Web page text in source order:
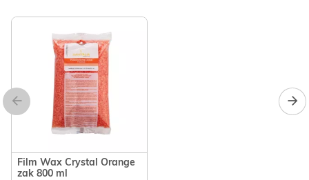
Film Wax Crystal Orange
zak 800 ml